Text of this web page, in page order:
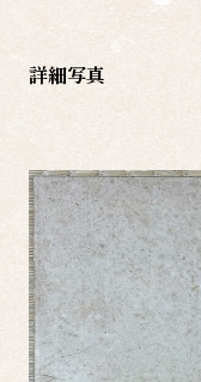
詳細写真